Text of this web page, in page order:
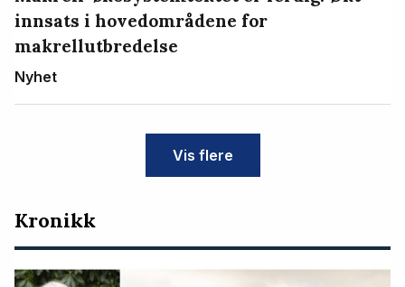
innsats i hovedområdene for
makrellutbredelse
Nyhet
Vis flere
Kronikk